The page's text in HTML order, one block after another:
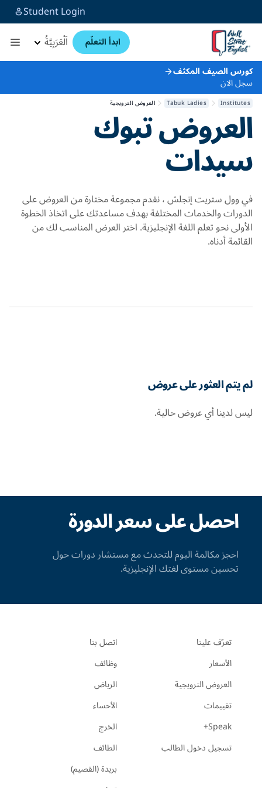
Student Login
ابدأ التعلّم اَلْعَرَبِيَّةُ
كورس الصيف المكثف
سجل الان
Institutes
Tabuk Ladies العروض الترويجية العروضتبوك
سيدات
في وول ستريت إنجلش ، نقدم مجموعة مختارة من العروض على
الدورات والخدمات المختلفة بهدف مساعدتك على اتخاذ الخطوة
الأولى نحو تعلم اللغة الإنجليزية. اختر العرض المناسب لك من
القائمة أدناه.
لم يتم العثور على عروض
ليس لدينا أي عروض حالية.
احصل على سعر الدورة
احجز مكالمة اليوم للتحدث مع مستشار دورات حول
تحسين مستوى لغتك الإنجليزية.
تعرّف علينا
الأسعار
العروض الترويجية
تقييمات
Speak+
تسجيل دخول الطالب
اتصل بنا
وظائف
الرياض
الأحساء
الخرج
الطائف
بريدة (القصيم)